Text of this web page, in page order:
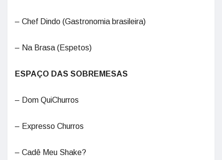
– Chef Dindo (Gastronomia brasileira)
– Na Brasa (Espetos)
ESPAÇO DAS SOBREMESAS
– Dom QuiChurros
– Expresso Churros
– Cadê Meu Shake?